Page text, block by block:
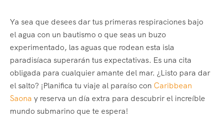
Ya sea que desees dar tus primeras respiraciones bajo
el agua con un bautismo o que seas un buzo
experimentado, las aguas que rodean esta isla
paradisíaca superarán tus expectativas. Es una cita
obligada para cualquier amante del mar. ¿Listo para dar
el salto? ¡Planifica tu viaje al paraíso con Caribbean
Saona y reserva un día extra para descubrir el increíble
mundo submarino que te espera!